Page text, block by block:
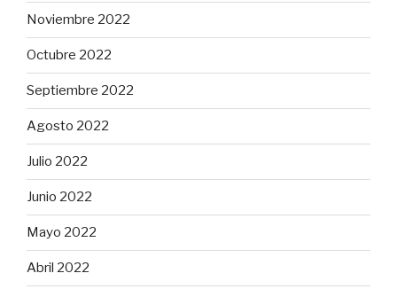
Noviembre 2022
Octubre 2022
Septiembre 2022
Agosto 2022
Julio 2022
Junio 2022
Mayo 2022
Abril 2022